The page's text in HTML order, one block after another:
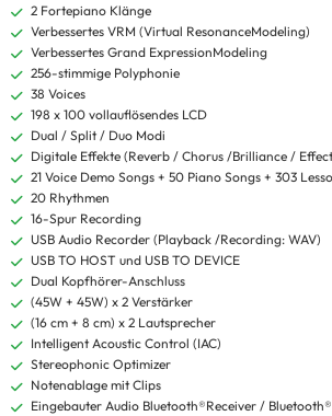
2 Fortepiano Klänge
Verbessertes VRM (Virtual ResonanceModeling)
Verbessertes Grand ExpressionModeling
256-stimmige Polyphonie
38 Voices
198 x 100 vollauflösendes LCD
Dual / Split / Duo Modi
Digitale Effekte (Reverb / Chorus /Brilliance /
21 Voice Demo Songs + 50 Piano Songs + 303
20 Rhythmen
16-Spur Recording
USB Audio Recorder (Playback /Recording: WAV)
USB TO HOST und USB TO DEVICE
Dual Kopfhörer-Anschluss
(45W + 45W) x 2 Verstärker
(16 cm + 8 cm) x 2 Lautsprecher
Intelligent Acoustic Control (IAC)
Stereophonic Optimizer
Notenablage mit Clips
Eingebauter Audio Bluetooth®Receiver /